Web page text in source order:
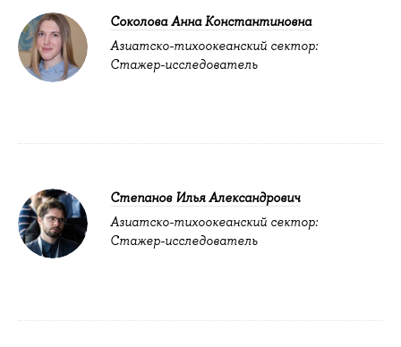
Соколова Анна Константиновна
Азиатско-тихоокеанский сектор:
Стажер-исследователь
Степанов Илья Александрович
Азиатско-тихоокеанский сектор:
Стажер-исследователь